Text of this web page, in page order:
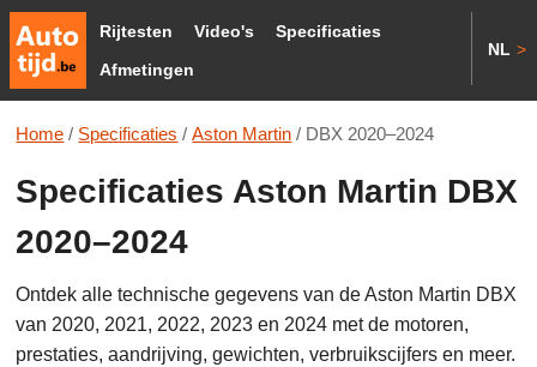
Rijtesten Video's
Specificaties
Afmetingen
NL >
Home / Specificaties / Aston Martin / DBX 2020–2024
Specificaties Aston Martin DBX
2020–2024
Ontdek alle technische gegevens van de Aston Martin DBX
van 2020, 2021, 2022, 2023 en 2024 met de motoren,
prestaties, aandrijving, gewichten, verbruikscijfers en meer.